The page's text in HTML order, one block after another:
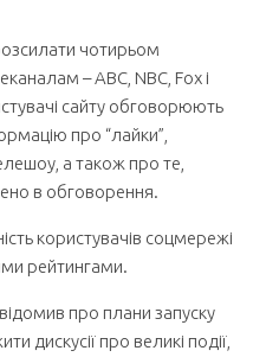
чотирьом
– ABC, NBC, Fox і
сайту обговорюють
про “лайки”,
а також про те,
в обговорення.
користувачів соцмережі
рейтингами.
про плани запуску
дискусії про великі події,